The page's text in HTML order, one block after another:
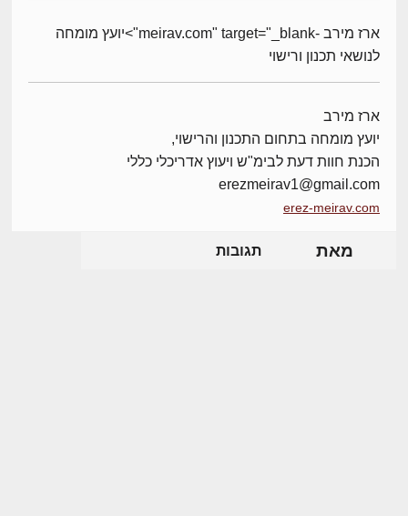
ארז מירב -meirav.com" target="_blank">יועץ מומחה
לנושאי תכנון ורישוי
ארז מירב
יועץ מומחה בתחום התכנון והרישוי,
הכנת חוות דעת לבימ"ש ויעוץ אדריכלי כללי
erezmeirav1@gmail.com
erez-meirav.com
מאת תגובות